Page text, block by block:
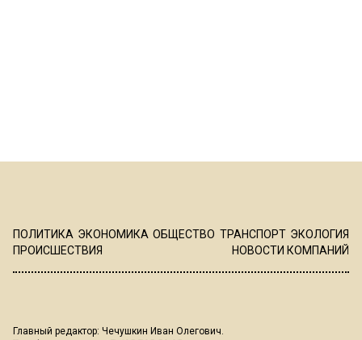
ПОЛИТИКА ЭКОНОМИКА ОБЩЕСТВО ТРАНСПОРТ ЭКОЛОГИЯ
ПРОИСШЕСТВИЯ
НОВОСТИ КОМПАНИЙ
Главный редактор: Чечушкин Иван Олегович.